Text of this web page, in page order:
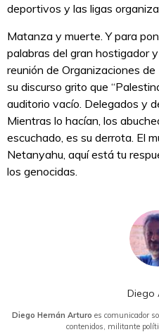
deportivos y las ligas
Matanza y muerte. Y para
palabras del gran hostigador
reunión de Organizaciones
su discurso grito que
auditorio vacío. Delegados y
Mientras lo hacían, los
escuchado, es su derrota. El
Netanyahu, aquí está tu
los genocidas.
Diego
Diego Hernán Arturo es comunicador
contenidos, militante